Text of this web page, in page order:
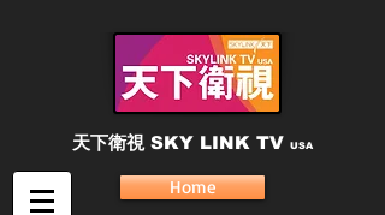
天下衛視 SKY LINK TV USA
Home